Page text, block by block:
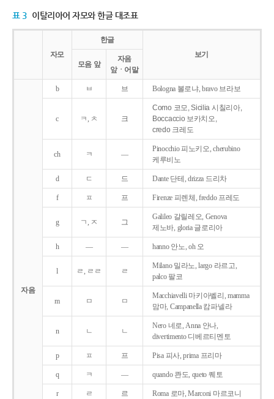
표 3 이탈리아어 자모와 한글 대조표
자모
한글
보기
모음 앞
자음
앞ㆍ어말
자음
b ㅂ 브 Bologna 볼로냐, bravo 브라보
c ㅋ, ㅊ 크
Como 코모, Sicilia 시칠리아,
Boccaccio 보카치오,
credo 크레도
ch ㅋ ―
Pinocchio 피노키오, cherubino
케루비노
d ㄷ 드 Dante 단테, drizza 드리차
f ㅍ 프 Firenze 피렌체, freddo 프레도
g ㄱ, ㅈ 그
Galileo 갈릴레오, Genova
제노바, gloria 글로리아
h ― ― hanno 안노, oh 오
l ㄹ, ㄹㄹ ㄹ
Milano 밀라노, largo 라르고,
palco 팔코
m ㅁ ㅁ
Macchiavelli 마키아벨리, mamma
맘마, Campanella 캄파넬라
n ㄴ ㄴ
Nero 네로, Anna 안나,
divertimento 디베르티멘토
p ㅍ 프 Pisa 피사, prima 프리마
q ㅋ ― quando 콴도, queto 퀘토
r ㄹ 르 Roma 로마, Marconi 마르코니